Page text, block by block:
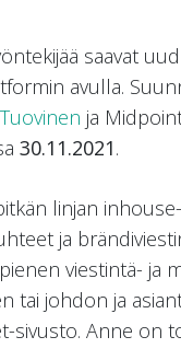
saavat
avulla.
ja
30.11.2021.
linjan
ja
viestintä- ja
tai johdon ja
sivusto. Anne on